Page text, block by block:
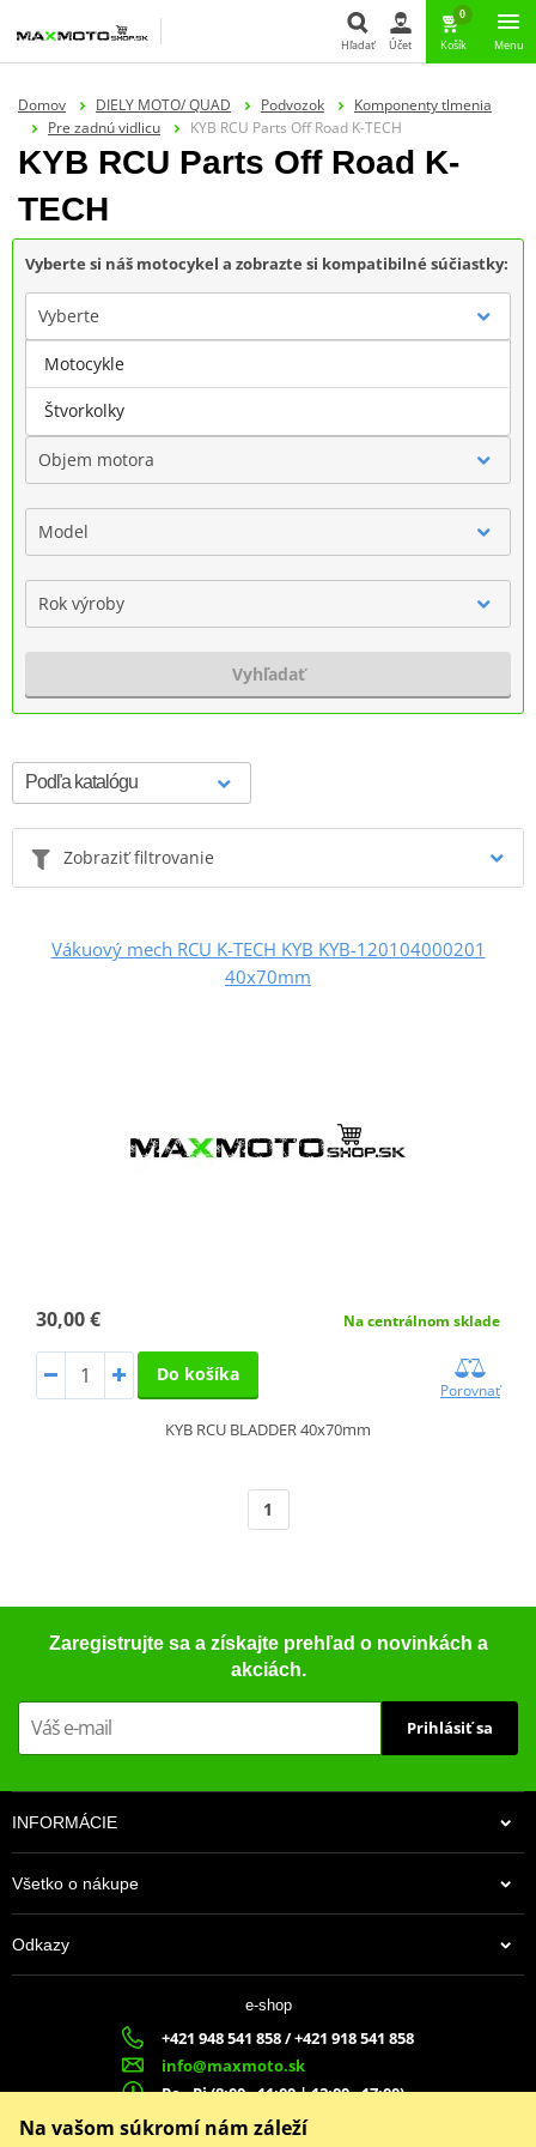
Hľadať
Hľadať Účet
0
Košík Menu
Domov DIELY MOTO/ QUAD Podvozok
Komponenty tlmenia
Pre zadnú vidlicu
KYB RCU Parts Off Road K-TECH
KYB RCU Parts Off Road K-
TECH
Vyberte si náš motocykel a zobrazte si kompatibilné súčiastky:
Vyberte
Značka
Objem motora
Model
Rok výroby
Vyhľadať
Zobraziť filtrovanie
Vákuový mech RCU K-TECH KYB KYB-120104000201
40x70mm
30,00 € Na centrálnom sklade
Do košíka
Porovnať
KYB RCU BLADDER 40x70mm
1
Zaregistrujte sa a získajte prehľad o novinkách a
akciách.
Prihlásiť sa
INFORMÁCIE
Všetko o nákupe
Odkazy
e-shop
+421 948 541 858 / +421 918 541 858
info@maxmoto.sk
Po - Pi (8:00 - 11:00 | 12:00 - 17:00)
MAX
MOTO s.r.o.
Slovenských dobrovoľníkov 1439
Na vašom súkromí nám záleží
Motocykle
Štvorkolky